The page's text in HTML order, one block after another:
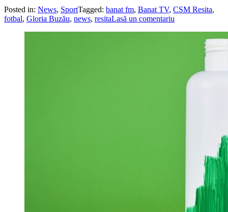
Posted in: News, SportTagged: banat fm, Banat TV, CSM Resita,
fotbal, Gloria Buzău, news, resitaLasă un comentariu